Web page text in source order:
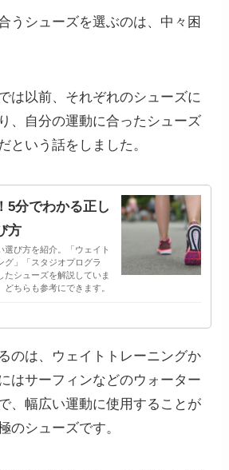
うシューズを選ぶのは、中々困
は以前、それぞれのシューズに
、自分の運動に合ったシューズ
という話をしました。
5分でわかる正し
方
選び方を紹介。「ウェイト
グ」「スタジオプログラ
たシューズを解説していま
ちらも参考にできます。
のは、ウェイトトレーニングか
はサーフィンなどのウォーター
、幅広い運動に使用することが
のシューズです。